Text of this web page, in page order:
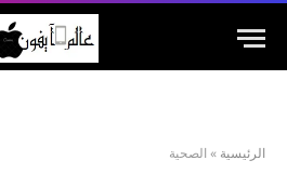
الرئيسية » الصحية